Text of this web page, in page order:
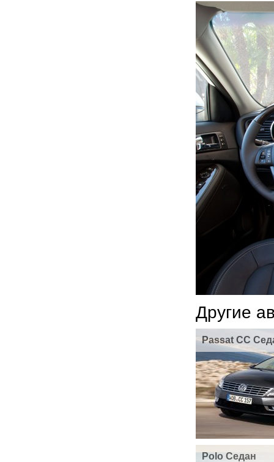
Другие
Passat CC
Polo Седан